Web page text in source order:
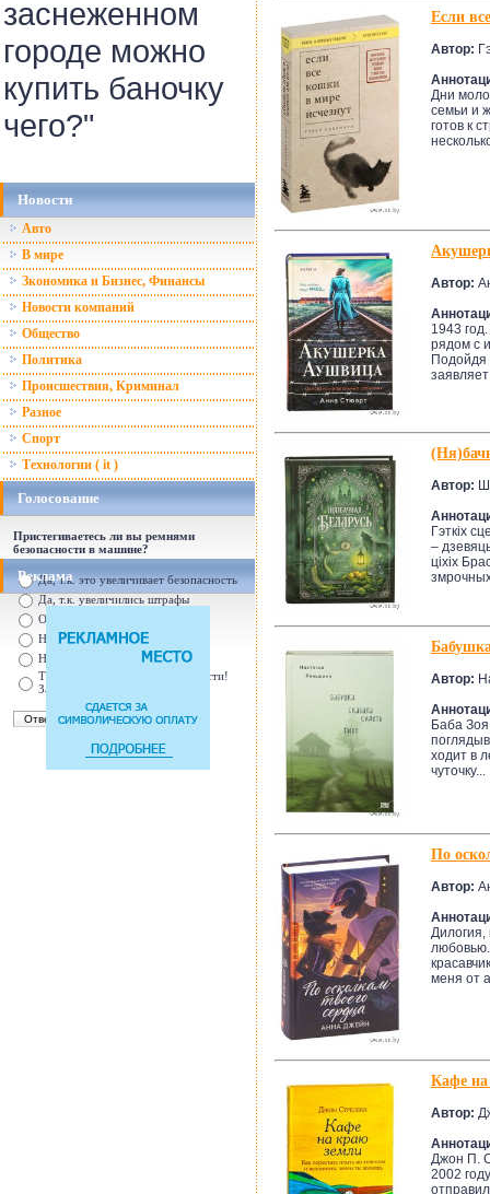
заснеженном
городе можно
купить баночку
чего?"
Новости
Авто
В мире
Зкономика и Бизнес, Финансы
Новости компаний
Общество
Политика
Происшествия, Криминал
Разное
Спорт
Технологии ( it )
Голосование
Пристегиваетесь ли вы ремнями
безопасности в машине?
Да, т.к. это увеличивает безопасность
Да, т.к. увеличились штрафы
От случая к случаю...
Нет, с ремнем не удобно
Нет, Я уверен в себе
Так есть же подушки безопасности!
Зачем пристегива
Реклама
Если
Автор:
Дни
семьи и
готов к
Автор:
1943
рядом с
Подойдя
Автор:
Гэткіх
–
ціхіх
Автор:
Баба
ходит в
чуточку...
По
Автор:
меня от
Кафе
Автор:
Джон П.
2002